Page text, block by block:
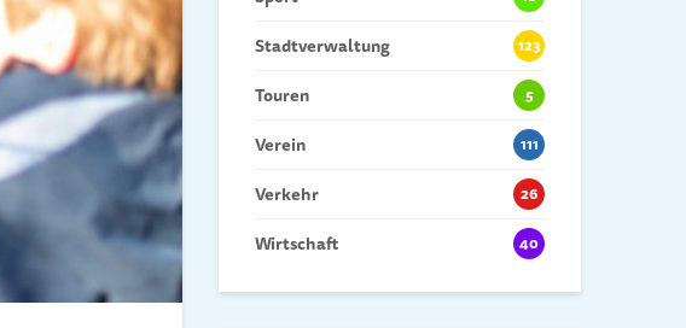
Stadtverwaltung 123
Touren 5
Verein 111
Verkehr 26
Wirtschaft 40